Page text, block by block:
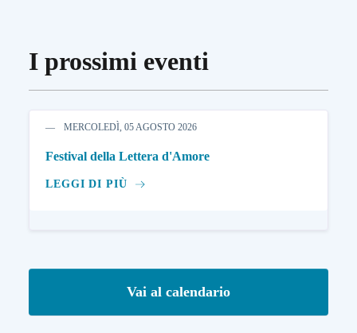
I prossimi eventi
MERCOLEDÌ, 05 AGOSTO 2026
Festival della Lettera d'Amore
LEGGI DI PIÙ
Vai al calendario